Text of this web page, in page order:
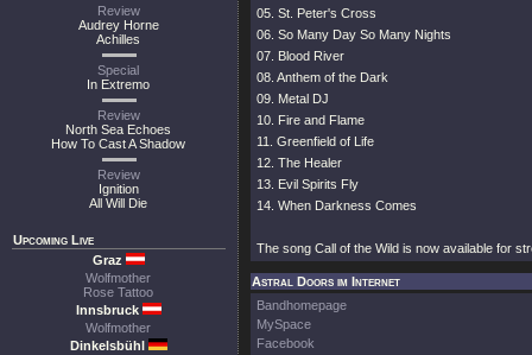
Review
Audrey Horne
Achilles
Special
In Extremo
Review
North Sea Echoes
How To Cast A Shadow
Review
Ignition
All Will Die
Upcoming Live
Graz
Wolfmother
Rose Tattoo
Innsbruck
Wolfmother
Dinkelsbühl
05. St. Peter's Cross
06. So Many Day So Many Nights
07. Blood River
08. Anthem of the Dark
09. Metal DJ
10. Fire and Flame
11. Greenfield of Life
12. The Healer
13. Evil Spirits Fly
14. When Darkness Comes
The song Call of the Wild is now available for
Astral Doors im Internet
Bandhomepage
MySpace
Facebook